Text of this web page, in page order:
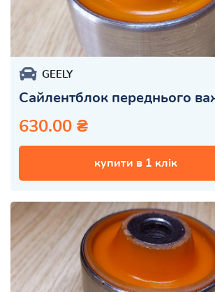
GEELY
Сайлентблок переднього
630.00 ₴
купити в 1 клік